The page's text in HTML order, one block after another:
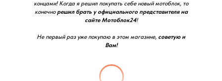
концами! Когда я решил покупать себе новый мотоблок, то
конечнорешил брать у официального представителя на
сайте Мотоблок24!
Не первый раз уже покупаю в этом магазине, советую и
Вам!